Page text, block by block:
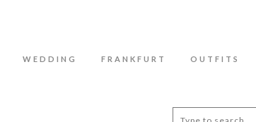
WEDDING FRANKFURT OUTFITS
Search